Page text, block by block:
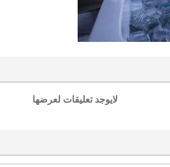
لايوجد تعليقات لعرضها